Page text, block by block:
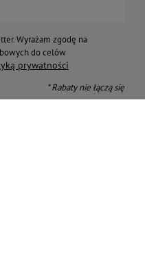
Wyrażam zgodę na
do celów
prywatności
* Rabaty nie łączą się